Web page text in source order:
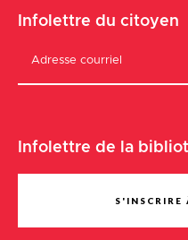
Infolettre du citoyen
Infolettre de la
S'INSCRIRE